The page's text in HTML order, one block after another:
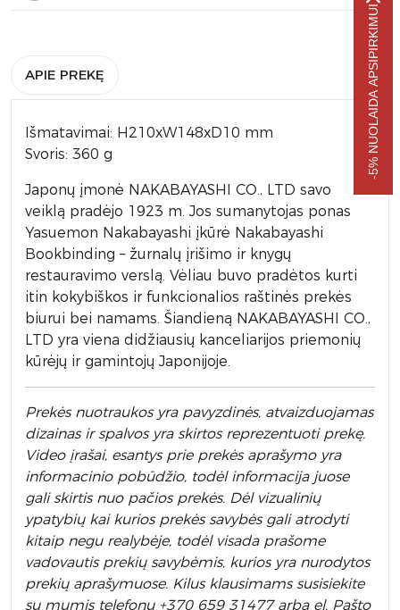
APIE PREKĘ
Išmatavimai: H210xW148xD10 mm
Svoris: 360 g
Japonų įmonė NAKABAYASHI CO., LTD savo
veiklą pradėjo 1923 m. Jos sumanytojas ponas
Yasuemon Nakabayashi įkūrė Nakabayashi
Bookbinding – žurnalų įrišimo ir knygų
restauravimo verslą. Vėliau buvo pradėtos kurti
itin kokybiškos ir funkcionalios raštinės prekės
biurui bei namams. Šiandieną NAKABAYASHI CO.,
LTD yra viena didžiausių kanceliarijos priemonių
kūrėjų ir gamintojų Japonijoje.
Prekės nuotraukos yra pavyzdinės, atvaizduojamas
dizainas ir spalvos yra skirtos reprezentuoti prekę.
Video įrašai, esantys prie prekės aprašymo yra
informacinio pobūdžio, todėl informacija juose
gali skirtis nuo pačios prekės. Dėl vizualinių
ypatybių kai kurios prekės savybės gali atrodyti
kitaip negu realybėje, todėl visada prašome
vadovautis prekių savybėmis, kurios yra nurodytos
prekių aprašymuose. Kilus klausimams susisiekite
su mumis telefonu +370 659 31477 arba el. Pašto
-5% NUOLAIDA APSIPIRKIMUI